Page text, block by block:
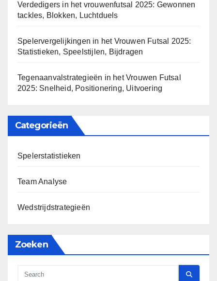
Verdedigers in het vrouwenfutsal 2025: Gewonnen
tackles, Blokken, Luchtduels
Spelervergelijkingen in het Vrouwen Futsal 2025:
Statistieken, Speelstijlen, Bijdragen
Tegenaanvalstrategieën in het Vrouwen Futsal
2025: Snelheid, Positionering, Uitvoering
Categorieën
Spelerstatistieken
Team Analyse
Wedstrijdstrategieën
Zoeken